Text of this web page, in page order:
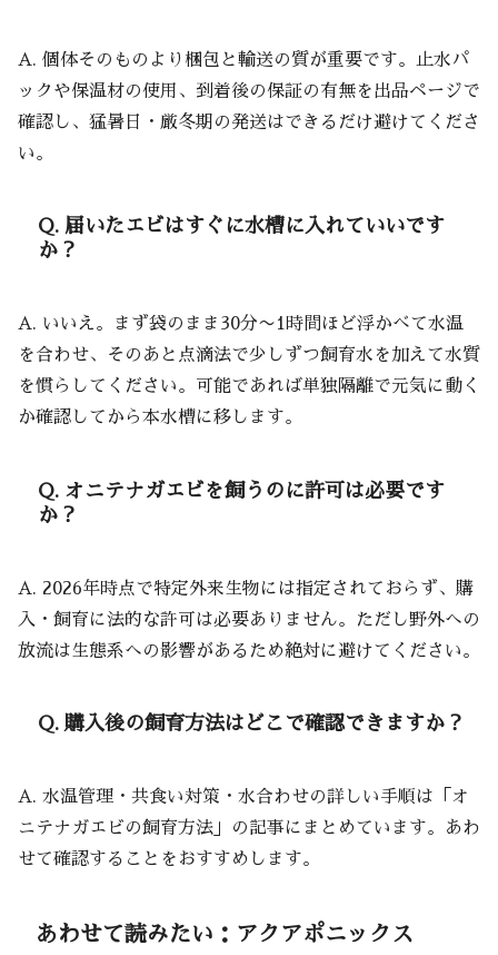
A. 個体そのものより梱包と輸送の質が重要です。止水パ
ックや保温材の使用、到着後の保証の有無を出品ページで
確認し、猛暑日・厳冬期の発送はできるだけ避けてくださ
い。
Q. 届いたエビはすぐに水槽に入れていいです
か？
A. いいえ。まず袋のまま30分〜1時間ほど浮かべて水温
を合わせ、そのあと点滴法で少しずつ飼育水を加えて水質
を慣らしてください。可能であれば単独隔離で元気に動く
か確認してから本水槽に移します。
Q. オニテナガエビを飼うのに許可は必要です
か？
A. 2026年時点で特定外来生物には指定されておらず、購
入・飼育に法的な許可は必要ありません。ただし野外への
放流は生態系への影響があるため絶対に避けてください。
Q. 購入後の飼育方法はどこで確認できますか？
A. 水温管理・共食い対策・水合わせの詳しい手順は「オ
ニテナガエビの飼育方法」の記事にまとめています。あわ
せて確認することをおすすめします。
あわせて読みたい：アクアポニックス